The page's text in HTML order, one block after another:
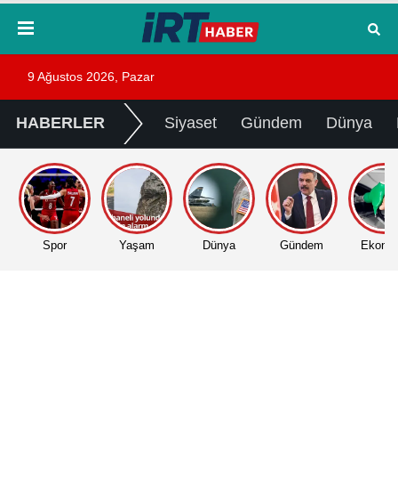
9 Ağustos 2026, Pazar
HABERLER Siyaset Gündem Dünya
Spor Yaşam Dünya Gündem